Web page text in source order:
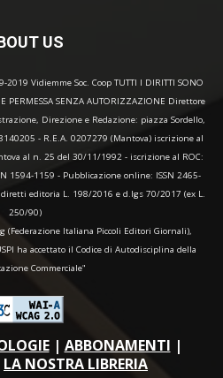
US
Vidiemme Soc. Coop TUTTI I DIRITTI SONO
PERMESSA SENZA AUTORIZZAZIONE Direttore
Direzione e Redazione: piazza Sordello,
- R.E.A. 0207279 (Mantova) iscrizione al
al n. 25 del 30/11/1992 - iscrizione al ROC:
1594-1159 - Pubblicazione online: ISSN 2465-
editoria L. 198/2016 e d.lgs 70/2017 (ex L.
250/90)
(Federazione Italiana Piccoli Editori Giornali),
ha accettato il Codice di Autodisciplina della
Commerciale"
| ABBONAMENTI |
LA NOSTRA LIBRERIA